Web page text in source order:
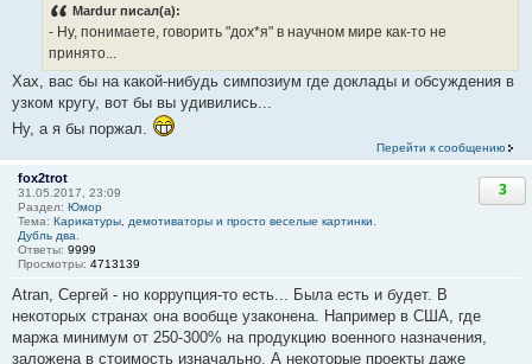
Mardur писал(а):
- Ну, понимаете, говорить "дох*я" в научном мире как-то не
принято...
Хах, вас бы на какой-нибудь симпозиум где доклады и обсуждения в
узком кругу, вот бы вы удивились...
Ну, а я бы поржал.
Перейти к сообщению
fox2trot
31.05.2017, 23:09
Раздел: Юмор
Тема: Карикатуры, демотиваторы и просто веселые картинки.
Дубль два.
Ответы: 9999
Просмотры: 4713139
3
Atran, Сергей - но коррупция-то есть... Была есть и будет. В
некоторых странах она вообще узаконена. Например в США, где
маржа минимум от 250-300% на продукцию военного назначения,
заложена в стоимость изначально. А некоторые проекты даже